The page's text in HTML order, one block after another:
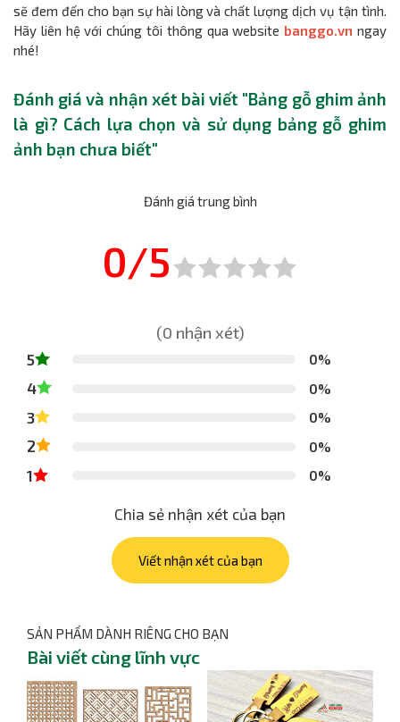
sẽ đem đến cho bạn sự hài lòng và chất lượng dịch vụ tận tình.
Hãy liên hệ với chúng tôi thông qua website banggo.vn ngay
nhé!
Đánh giá và nhận xét bài viết "Bảng gỗ ghim ảnh
là gì? Cách lựa chọn và sử dụng bảng gỗ ghim
ảnh bạn chưa biết"
Đánh giá trung bình
0/5
(0 nhận xét)
5 0%
4 0%
3 0%
2 0%
1 0%
Chia sẻ nhận xét của bạn
Viết nhận xét của bạn
SẢN PHẨM DÀNH RIÊNG CHO BẠN
Bài viết cùng lĩnh vực